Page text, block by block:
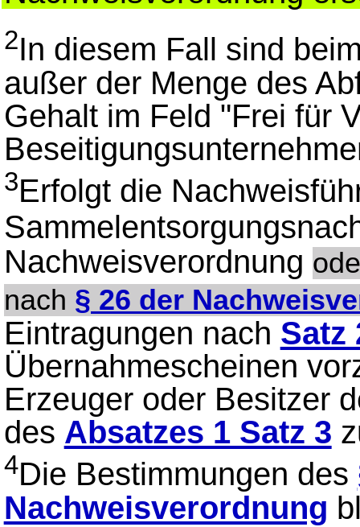
2In diesem Fall sind
außer der Menge des
Gehalt im Feld "Frei für
3Erfolgt die
Nachweisverordnung
nach § 26 der
Eintragungen nach Satz
Übernahmescheinen
Erzeuger oder Besitzer
des Absatzes 1 Satz 3
4Die Bestimmungen des
Nachweisverordnung